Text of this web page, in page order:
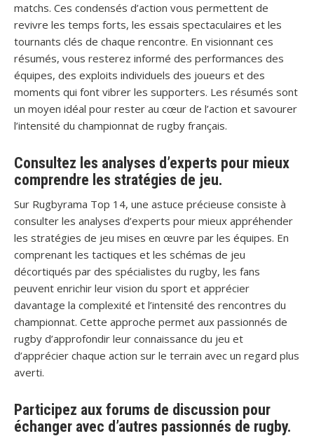
matchs. Ces condensés d’action vous permettent de
revivre les temps forts, les essais spectaculaires et les
tournants clés de chaque rencontre. En visionnant ces
résumés, vous resterez informé des performances des
équipes, des exploits individuels des joueurs et des
moments qui font vibrer les supporters. Les résumés sont
un moyen idéal pour rester au cœur de l’action et savourer
l’intensité du championnat de rugby français.
Consultez les analyses d’experts pour mieux
comprendre les stratégies de jeu.
Sur Rugbyrama Top 14, une astuce précieuse consiste à
consulter les analyses d’experts pour mieux appréhender
les stratégies de jeu mises en œuvre par les équipes. En
comprenant les tactiques et les schémas de jeu
décortiqués par des spécialistes du rugby, les fans
peuvent enrichir leur vision du sport et apprécier
davantage la complexité et l’intensité des rencontres du
championnat. Cette approche permet aux passionnés de
rugby d’approfondir leur connaissance du jeu et
d’apprécier chaque action sur le terrain avec un regard plus
averti.
Participez aux forums de discussion pour
échanger avec d’autres passionnés de rugby.